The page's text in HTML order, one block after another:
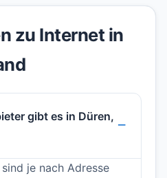
zu Internet in
gibt es in Düren,
je nach Adresse